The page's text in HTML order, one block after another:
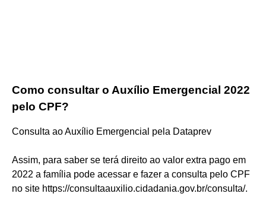
Como consultar o Auxílio Emergencial 2022
pelo CPF?
Consulta ao Auxílio Emergencial pela Dataprev
Assim, para saber se terá direito ao valor extra pago em
2022 a família pode acessar e fazer a consulta pelo CPF
no site https://consultaauxilio.cidadania.gov.br/consulta/.